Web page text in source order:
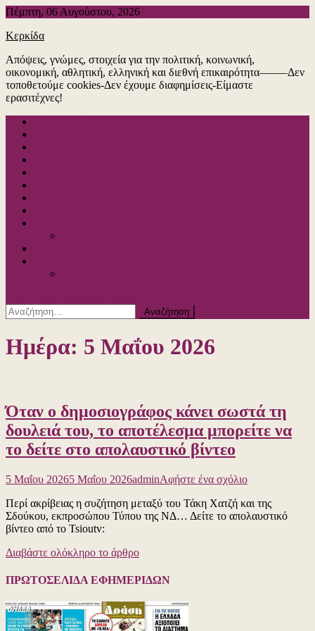
Μεταπηδήστε
περιεχόμενο
Πέμπτη, 06 Αυγούστου, 2026
Κερκίδα
Απόψεις, γνώμες, στοιχεία για την πολιτική, κοινωνική,
οικονομική, αθλητική, ελληνική και διεθνή επικαιρότητα——–Δεν
τοποθετούμε cookies-Δεν έχουμε διαφημίσεις-Είμαστε
ερασιτέχνες!
Αναζήτηση
για:
Ημέρα: 5 Μαΐου 2026
Όταν ο δημοσιογράφος κάνει σωστά τη
δουλειά του, το αποτέλεσμα μπορείτε να
το δείτε στο απολαυστικό βίντεο
5 Μαΐου 20265 Μαΐου 2026adminΑφήστε ένα σχόλιογια
Όταν
ο
Περί ακρίβειας η συζήτηση μεταξύ του Τάκη Χατζή και της
Σδούκου, εκπροσώπου Τύπου της ΝΔ… Δείτε το απολαυστικό
βίντεο από το Tsioutv:
Διαβάστε ολόκληρο το άρθρο
ΠΡΩΤΟΣΕΛΙΔΑ ΕΦΗΜΕΡΙΔΩΝ